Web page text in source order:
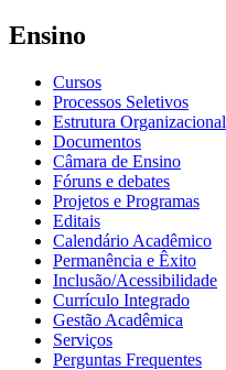
Ensino
Cursos
Processos Seletivos
Estrutura Organizacional
Documentos
Câmara de Ensino
Fóruns e debates
Projetos e Programas
Editais
Calendário Acadêmico
Permanência e Êxito
Inclusão/Acessibilidade
Currículo Integrado
Gestão Acadêmica
Serviços
Perguntas Frequentes